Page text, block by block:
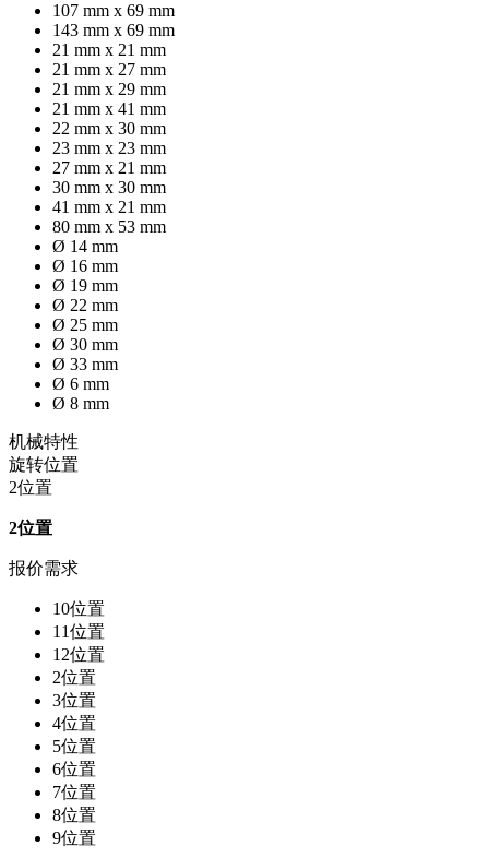
107 mm x 69 mm
143 mm x 69 mm
21 mm x 21 mm
21 mm x 27 mm
21 mm x 29 mm
21 mm x 41 mm
22 mm x 30 mm
23 mm x 23 mm
27 mm x 21 mm
30 mm x 30 mm
41 mm x 21 mm
80 mm x 53 mm
Ø 14 mm
Ø 16 mm
Ø 19 mm
Ø 22 mm
Ø 25 mm
Ø 30 mm
Ø 33 mm
Ø 6 mm
Ø 8 mm
机械特性
旋转位置
2位置
2位置
报价需求
10位置
11位置
12位置
2位置
3位置
4位置
5位置
6位置
7位置
8位置
9位置